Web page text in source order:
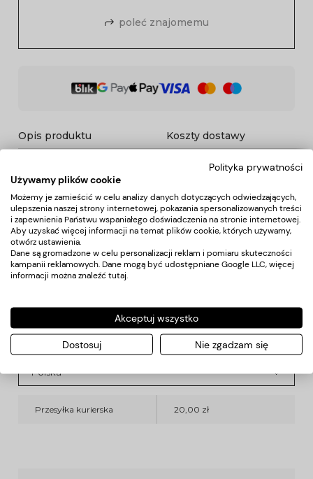
poleć znajomemu
Opis produktu Koszty dostawy
Opis
Lustro fryzjerskie w czarnej obudowie z uchwytem z dołu.
Idealne do pracy w salonie fryzjerskim, by pokazać klientowi
fryzurę z tyłu głowy.
Średnica lustra : 25 cm
Koszty dostawy
Kraj wysyłki:
Przesyłka kurierska 20,00 zł
Polityka prywatności
Używamy plików cookie
Możemy je zamieścić w celu analizy danych dotyczących odwiedzających,
ulepszenia naszej strony internetowej, pokazania spersonalizowanych treści
i zapewnienia Państwu wspaniałego doświadczenia na stronie internetowej.
Aby uzyskać więcej informacji na temat plików cookie, których używamy,
otwórz ustawienia.
Dane są gromadzone w celu personalizacji reklam i pomiaru skuteczności
kampanii reklamowych. Dane mogą być udostępniane Google LLC, więcej
informacji można znaleźć tutaj
Akceptuj wszystko
Dostosuj Nie zgadzam się